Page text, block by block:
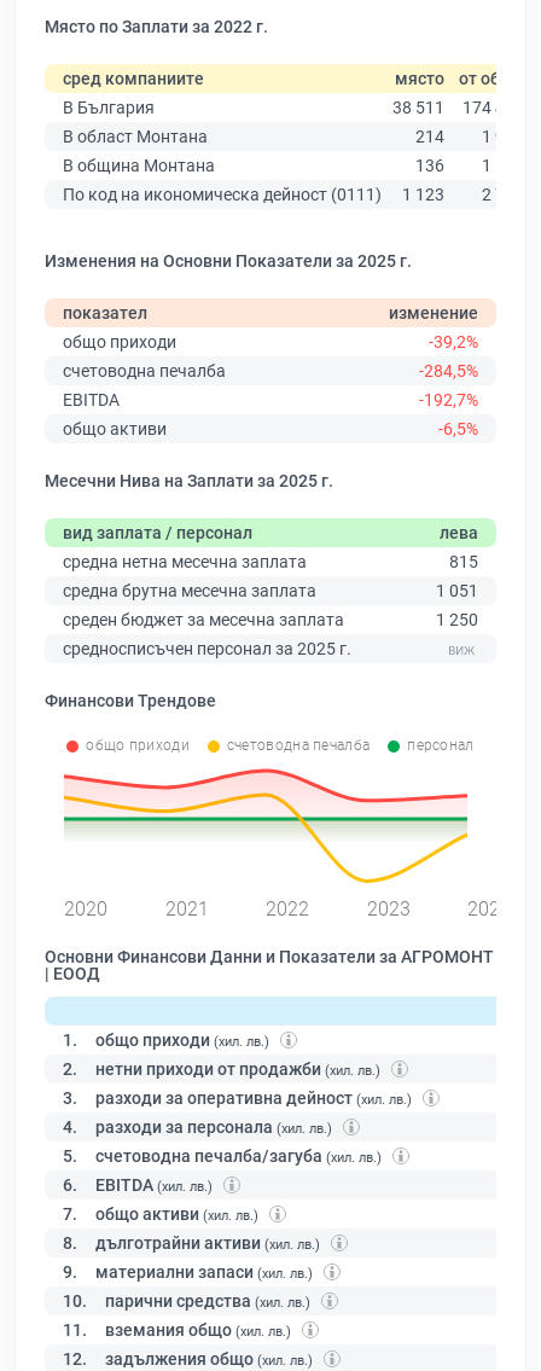
Място по Заплати за 2022 г.
сред компаниите място от общо
В България
38 511
174 403
В област Монтана
214
1 936
В община Монтана
136
1 108
По код на икономическа дейност (0111)
1 123 2 706
Изменения на Основни Показатели за 2025 г.
показател
изменение
общо приходи
-39,2%
счетоводна печалба
-284,5%
EBITDA
-192,7%
общо активи
-6,5%
Месечни Нива на Заплати за 2025 г.
вид заплата / персонал
лева
средна нетна месечна заплата
815
средна брутна месечна заплата
1 051
среден бюджет за месечна заплата
1 250
средносписъчен персонал за 2025 г.
Финансови Трендове
общо приходи счетоводна печалба персонал
2020 2021 2022 2023 2024
Основни Финансови Данни и Показатели за АГРОМОНТ
| ЕООД
1. общо приходи (хил. лв.)
2. нетни приходи от продажби (хил. лв.)
3. разходи за оперативна дейност (хил. лв.)
4. разходи за персонала (хил. лв.)
5. счетоводна печалба/загуба (хил. лв.)
6. EBITDA (хил. лв.)
7. общо активи (хил. лв.)
8. дълготрайни активи (хил. лв.)
9. материални запаси (хил. лв.)
10. парични средства (хил. лв.)
11. вземания общо (хил. лв.)
12. задължения общо (хил. лв.)